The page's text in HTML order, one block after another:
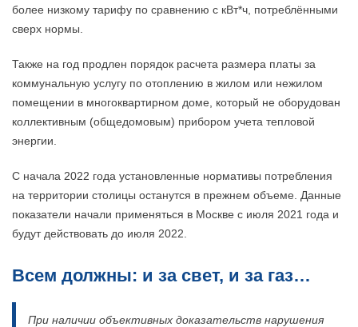
более низкому тарифу по сравнению с кВт*ч, потреблёнными
сверх нормы.
Также на год продлен порядок расчета размера платы за
коммунальную услугу по отоплению в жилом или нежилом
помещении в многоквартирном доме, который не оборудован
коллективным (общедомовым) прибором учета тепловой
энергии.
С начала 2022 года установленные нормативы потребления
на территории столицы останутся в прежнем объеме. Данные
показатели начали применяться в Москве с июля 2021 года и
будут действовать до июля 2022.
Всем должны: и за свет, и за газ…
При наличии объективных доказательств нарушения